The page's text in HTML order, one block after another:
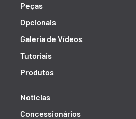
Peças
Opcionais
Galeria de Vídeos
Tutoriais
Produtos
Notícias
Concessionários